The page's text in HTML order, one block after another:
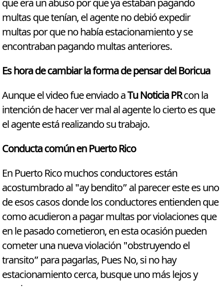
que era un abuso por que ya estaban pagando
multas que tenían, el agente no debió expedir
multas por que no había estacionamiento y se
encontraban pagando multas anteriores.
Es hora de cambiar la forma de pensar del Boricua
Aunque el video fue enviado aTu Noticia PRcon la
intención de hacer ver mal al agente lo cierto es que
el agente está realizando su trabajo.
Conducta común en Puerto Rico
En Puerto Rico muchos conductores están
acostumbrado al "ay bendito” al parecer este es uno
de esos casos donde los conductores entienden que
como acudieron a pagar multas por violaciones que
en le pasado cometieron, en esta ocasión pueden
cometer una nueva violación "obstruyendo el
transito” para pagarlas, Pues No, si no hay
estacionamiento cerca, busque uno más lejos y